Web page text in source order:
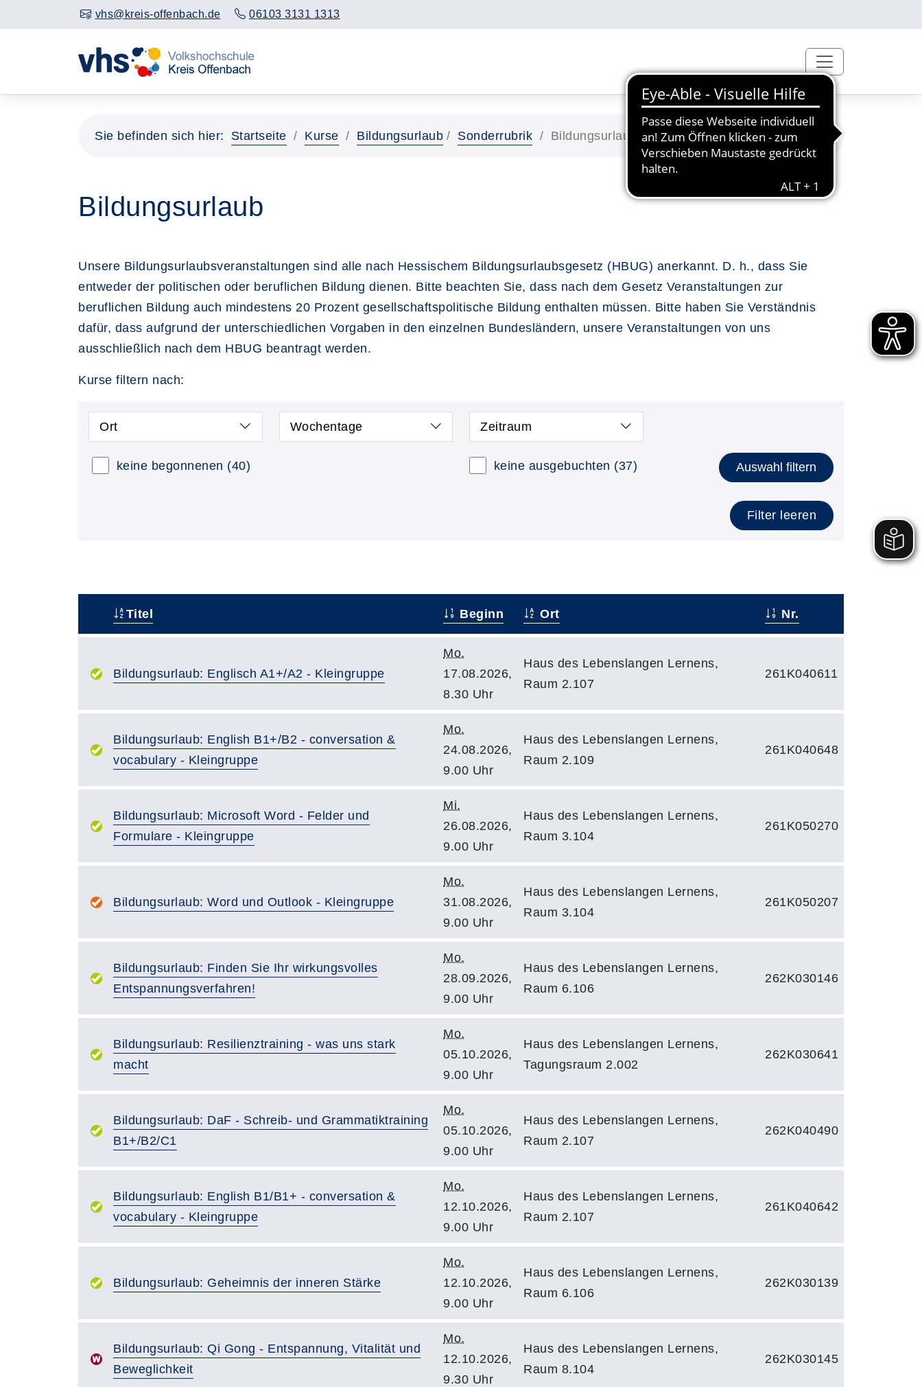
vhs@kreis-offenbach.de 06103 3131 1313
Sie befinden sich hier: Startseite Kurse Bildungsurlaub Sonderrubrik Bildungsurlaub
Bildungsurlaub
Unsere Bildungsurlaubsveranstaltungen sind alle nach Hessischem Bildungsurlaubsgesetz (HBUG) anerkannt. D. h., dass Sie
entweder der politischen oder beruflichen Bildung dienen. Bitte beachten Sie, dass nach dem Gesetz Veranstaltungen zur
beruflichen Bildung auch mindestens 20 Prozent gesellschaftspolitische Bildung enthalten müssen. Bitte haben Sie Verständnis
dafür, dass aufgrund der unterschiedlichen Vorgaben in den einzelnen Bundesländern, unsere Veranstaltungen von uns
ausschließlich nach dem HBUG beantragt werden.
Kurse filtern nach:
Ort Wochentage Zeitraum
keine begonnenen (40) keine ausgebuchten (37) Auswahl filtern
Filter leeren
Titel Beginn Ort Nr.
Bildungsurlaub: Englisch A1+/A2 - Kleingruppe
Mo.
17.08.2026,
8.30 Uhr
Haus des Lebenslangen Lernens,
Raum 2.107
261K040611
Bildungsurlaub: English B1+/B2 - conversation &
vocabulary - Kleingruppe
Mo.
24.08.2026,
9.00 Uhr
Haus des Lebenslangen Lernens,
Raum 2.109
261K040648
Bildungsurlaub: Microsoft Word - Felder und
Formulare - Kleingruppe
Mi.
26.08.2026,
9.00 Uhr
Haus des Lebenslangen Lernens,
Raum 3.104
261K050270
Bildungsurlaub: Word und Outlook - Kleingruppe
Mo.
31.08.2026,
9.00 Uhr
Haus des Lebenslangen Lernens,
Raum 3.104
261K050207
Bildungsurlaub: Finden Sie Ihr wirkungsvolles
Entspannungsverfahren!
Mo.
28.09.2026,
9.00 Uhr
Haus des Lebenslangen Lernens,
Raum 6.106
262K030146
Bildungsurlaub: Resilienztraining - was uns stark
macht
Mo.
05.10.2026,
9.00 Uhr
Haus des Lebenslangen Lernens,
Tagungsraum 2.002
262K030641
Bildungsurlaub: DaF - Schreib- und Grammatiktraining
B1+/B2/C1
Mo.
05.10.2026,
9.00 Uhr
Haus des Lebenslangen Lernens,
Raum 2.107
262K040490
Bildungsurlaub: English B1/B1+ - conversation &
vocabulary - Kleingruppe
Mo.
12.10.2026,
9.00 Uhr
Haus des Lebenslangen Lernens,
Raum 2.107
261K040642
Bildungsurlaub: Geheimnis der inneren Stärke
Mo.
12.10.2026,
9.00 Uhr
Haus des Lebenslangen Lernens,
Raum 6.106
262K030139
Bildungsurlaub: Qi Gong - Entspannung, Vitalität und
Beweglichkeit
Mo.
12.10.2026,
9.30 Uhr
Haus des Lebenslangen Lernens,
Raum 8.104
262K030145